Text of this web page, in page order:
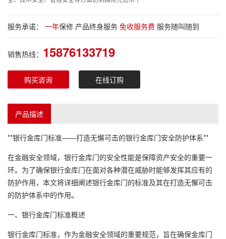
服务承诺： 一年保修 产品终身服务 免收服务费 服务随叫随到
销售热线： 15876133719
购买咨询 在线订购
产品描述
**银行金库门标准——打造无懈可击的银行金库门安全防护体系**
在金融安全领域，银行金库门的安全性能是保障资产安全的重要一
环。为了确保银行金库门在面对各种潜在威胁时能够发挥其应有的
防护作用，本文将详细阐述银行金库门的标准及其在打造无懈可击
的防护体系中的作用。
一、银行金库门标准概述
银行金库门标准，作为金融安全领域的重要规范，旨在确保金库门